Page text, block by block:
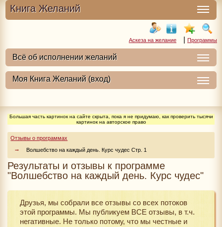
Книга Желаний
Аскеза на желание | Программы
Большая часть картинок на сайте скрыта, пока я не придумаю, как проверить тысячи
картинок на авторское право
Отзывы о программах
Волшебство на каждый день. Курс чудес Стр. 1
Результаты и отзывы к программе
"Волшебство на каждый день. Курс чудес"
Друзья, мы собрали все отзывы со всех потоков
этой программы. Мы публикуем ВСЕ отзывы, в т.ч.
негативные. Не только потому, что мы честные и